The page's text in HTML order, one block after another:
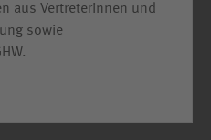
aus Vertreterinnen und
sowie